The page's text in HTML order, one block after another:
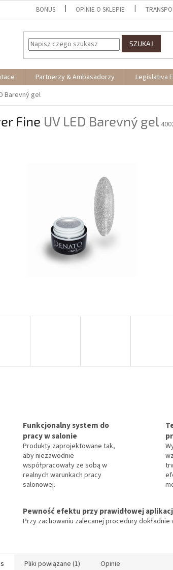
BONUS OPINIE O SKLEPIE
SZUKAJ
Partnerzy & Ambasadorzy Legislativa
Barevný gel
Fine UV LED Barevný gel
Funkcjonalny system do
pracy w salonie
Produkty zaprojektowane tak,
aby niezawodnie
współpracowały ze sobą w
realnych warunkach pracy
salonowej.
Pewność efektu przy prawidłowej
Przy zachowaniu zalecanej procedury
Pliki powiązane (1) Opinie